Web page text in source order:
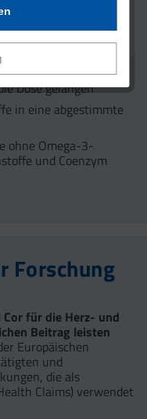
jedem Öffnen
Dose gelangen
in eine abgestimmte
ohne Omega-3-
und Coenzym
Forschung
für die Herz- und
Beitrag leisten
Europäischen
und
die als
Claims) verwendet